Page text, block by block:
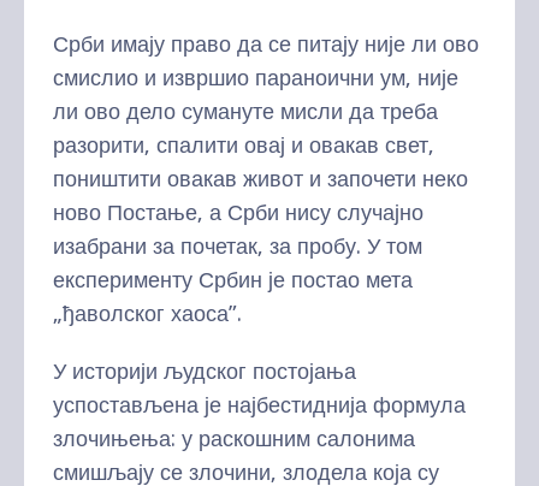
Срби имају право да се питају није ли ово
смислио и извршио параноични ум, није
ли ово дело сумануте мисли да треба
разорити, спалити овај и овакав свет,
поништити овакав живот и започети неко
ново Постање, а Срби нису случајно
изабрани за почетак, за пробу. У том
експерименту Србин је постао мета
„ђаволског хаоса”.
У историји људског постојања
успостављена је најбестиднија формула
злочињења: у раскошним салонима
смишљају се злочини, злодела која су